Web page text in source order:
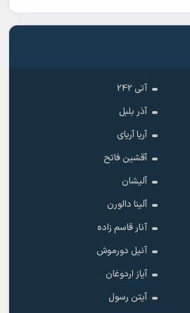
آتی 242
آذر بلبل
آریا آریای
آقشین فاتح
آلیشان
آلینا دالورن
آنار قاسم زاده
آنیل دورموش
آیاز اردوغان
آیتن رسول